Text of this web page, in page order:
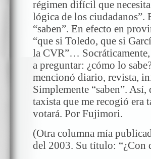
régimen difícil que
lógica de los ciudadanos”.
“saben”. En efecto en
“que si Toledo, que si
la CVR”…
a preguntar: ¿cómo lo
mencionó diario, revista,
Simplemente “saben”.
taxista que me recogió era
votará. Por Fujimori.
(Otra columna mía
del 2003. Su título: “¿Con